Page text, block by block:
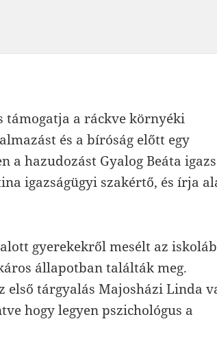
támogatja a ráckve környéki
és a bíróság előtt egy
a hazudozást Gyalog Beáta
igazságügyi szakértő, és írja
gyerekekről mesélt az
állapotban találták meg.
első tárgyalás Majosházi Linda
hogy legyen pszichológus a